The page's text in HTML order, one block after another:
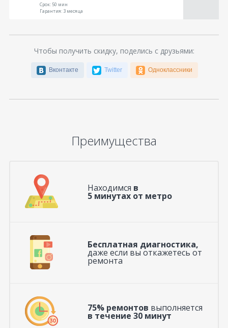
Срок:50 мин
Гарантия:3 месяца
Чтобы получить скидку, поделись с друзьями:
Вконтакте Twitter Одноклассники
Преимущества
Находимся в
5 минутах от метро
Бесплатная диагностика,
даже если вы откажетесь от
ремонта
75% ремонтов выполняется
в течение 30 минут